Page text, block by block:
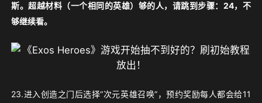
斯。超越材料（一个相同的英雄）够的人，请跳到步骤：24，不
够继续看。
23.进入创造之门后选择“次元英雄召唤”，预约奖励每人都会给11